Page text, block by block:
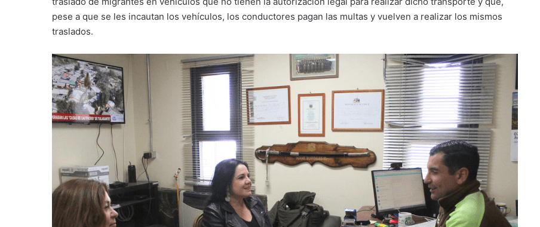
pese a que se les incautan los vehículos, los conductores pagan las multas y vuelven a realizar los mismos
traslados.